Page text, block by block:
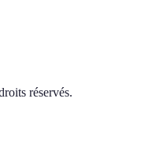
réservés.